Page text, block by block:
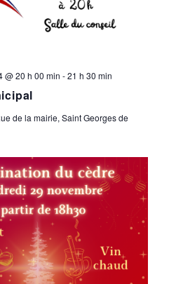
@ 20 h 00 min -21 h 30 min
de la mairie, Saint Georges de